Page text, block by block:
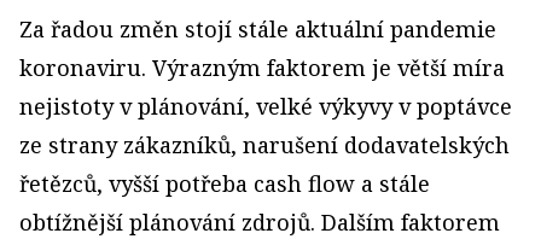
Za řadou změn stojí stále aktuální pandemie
koronaviru. Výrazným faktorem je větší míra
nejistoty v plánování, velké výkyvy v poptávce
ze strany zákazníků, narušení dodavatelských
řetězců, vyšší potřeba cash flow a stále
obtížnější plánování zdrojů. Dalším faktorem